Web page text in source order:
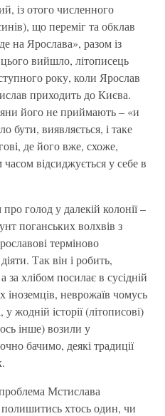
із отого численного
що переміг та обклав
на Ярослава», разом із
вийшло, літописець
року, коли Ярослав
приходить до Києва.
його не приймають – «и
виявляється, і таке
де його вже, схоже,
відсиджується у себе в
голод у далекій колонії –
поганських волхвів з
терміново
Так він і робить,
за хлібом посилає в сусідній
іноземців, неврожаїв чомусь
жодній історії (літописові)
інше) возили у
бачимо, деякі традиції
Мстислава
полишитись хтось один, чи